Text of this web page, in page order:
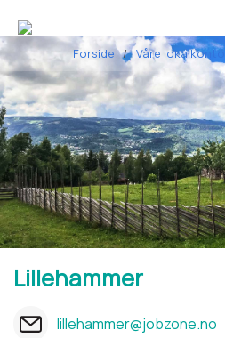
Forside Våre lokalkontor
Lillehammer
lillehammer@jobzone.no